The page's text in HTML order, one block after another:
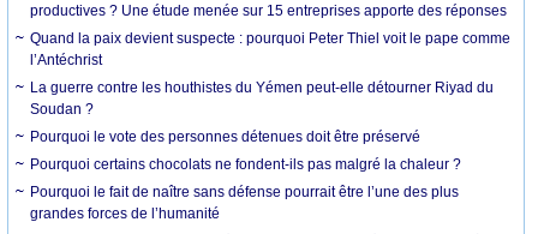
productives ? Une étude menée sur 15 entreprises apporte des réponses
Quand la paix devient suspecte : pourquoi Peter Thiel voit le pape comme
l’Antéchrist
La guerre contre les houthistes du Yémen peut-elle détourner Riyad du
Soudan ?
Pourquoi le vote des personnes détenues doit être préservé
Pourquoi certains chocolats ne fondent-ils pas malgré la chaleur ?
Pourquoi le fait de naître sans défense pourrait être l’une des plus
grandes forces de l’humanité